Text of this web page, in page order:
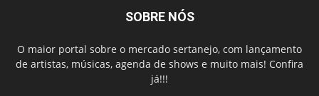
SOBRE NÓS
O maior portal sobre o mercado sertanejo, com lançamento
de artistas, músicas, agenda de shows e muito mais! Confira
já!!!